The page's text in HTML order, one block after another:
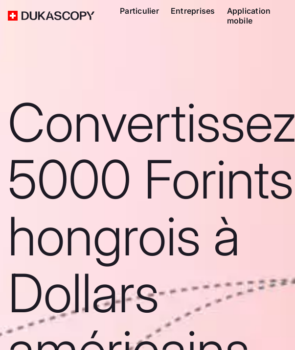
Particulier Entreprises
Application
mobile
Convertissez
5000 Forints
hongrois à
Dollars